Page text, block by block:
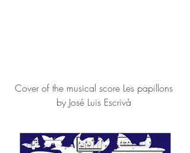
Cover of the musical score Les papillons
by José Luis Escrivà